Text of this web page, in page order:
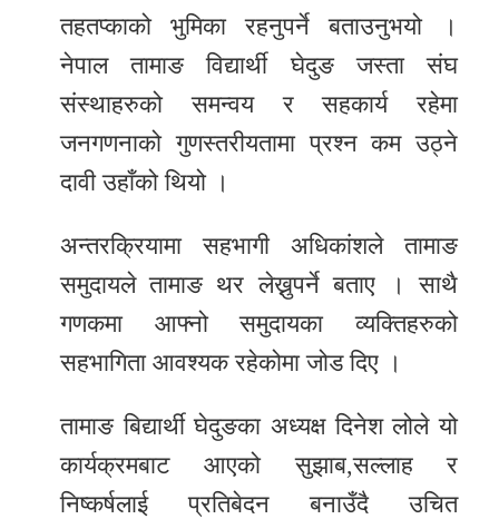
तहतप्काको भुमिका रहनुपर्ने बताउनुभयो ।
नेपाल तामाङ विद्यार्थी घेदुङ जस्ता संघ
संस्थाहरुको समन्वय र सहकार्य रहेमा
जनगणनाको गुणस्तरीयतामा प्रश्न कम उठ्ने
दावी उहाँको थियो ।
अन्तरक्रियामा सहभागी अधिकांशले तामाङ
समुदायले तामाङ थर लेख्नुपर्ने बताए । साथै
गणकमा आफ्नो समुदायका व्यक्तिहरुको
सहभागिता आवश्यक रहेकोमा जोड दिए ।
तामाङ बिद्यार्थी घेदुङका अध्यक्ष दिनेश लोले यो
कार्यक्रमबाट आएको सुझाब,सल्लाह र
निष्कर्षलाई प्रतिबेदन बनाउँदै उचित